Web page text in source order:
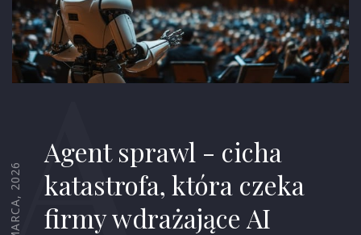
29 MARCA, 2026
A
Agent sprawl - cicha
katastrofa, która czeka
firmy wdrażające AI